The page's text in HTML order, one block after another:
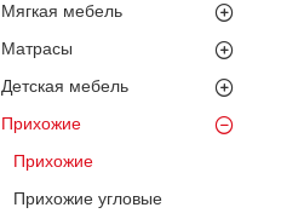
Мягкая мебель
Матрасы
Детская мебель
Прихожие
Прихожие
Прихожие угловые